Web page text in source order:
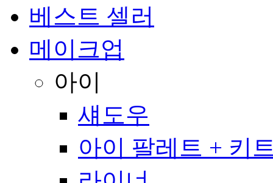
베스트 셀러
메이크업
아이
섀도우
아이 팔레트 + 키